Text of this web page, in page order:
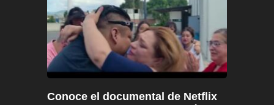
Conoce el documental de Netflix